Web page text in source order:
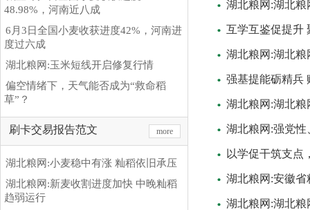
48.98%，河南近八成
6月3日全国小麦收获进度42%，河南进
度过六成
湖北粮网:玉米短线开启修复行情
偏空情绪下，天气能否成为“救命稻
草”？
刷卡交易报告范文 more
湖北粮网:小麦稳中有涨 籼稻依旧承压
湖北粮网:新麦收割进度加快 中晚籼稻
趋弱运行
湖北粮网:湖北
互学互鉴促提升
湖北粮网:湖北
强基提能砺精兵
湖北粮网:湖北粮
湖北粮网:强党
以学促干筑支点
湖北粮网:安徽
湖北粮网:湖北